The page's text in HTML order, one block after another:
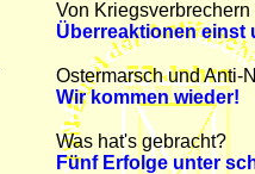
Von Kriegsverbrechern
Überreaktionen einst
Ostermarsch und Anti-
Wir kommen wieder!
Was hat's gebracht?
Fünf Erfolge unter